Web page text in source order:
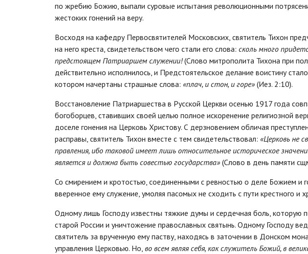
по жребию Божию, выпали суровые испытания революционными
жестоких гонений на веру.
Восходя на кафедру Первосвятителей Московских, святитель Тихон
на него креста, свидетельством чего стали его слова: сколь много
предстоящем Патриаршем служении!(Слово митрополита Тихона при
действительно исполнилось, и Предстоятельское делание воистину
котором начертаны страшные слова: «плач, и стон, и горе» (Иез. 2:10).
Восстановление Патриаршества в Русской Церкви осенью 1917 года
богоборцев, ставивших своей целью полное искоренение религиозной
доселе гонения на Церковь Христову. С дерзновением обличая
расправы, святитель Тихон вместе с тем свидетельствовал: «Церковь не
правления, ибо таковой имеет лишь относительное историческое
является и должна быть совестью государства» (Слово в день памяти
Со смирением и кротостью, соединенными с ревностью о деле Божием и
вверенное ему служение, умоляя пасомых не сходить с пути крестного и
Одному лишь Господу известны тяжкие думы и сердечная боль, которую
старой России и уничтожение православных святынь. Одному Господу
святитель за врученную ему паству, находясь в заточении в Донском
управления Церковью. Но, во всем являя себя, как служитель Божий, в